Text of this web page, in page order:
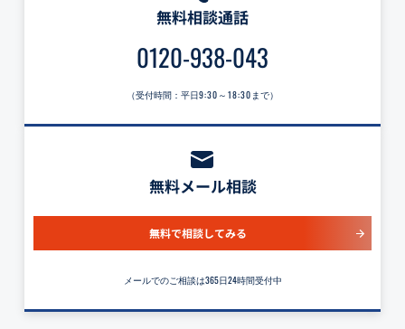
無料相談通話
0120-938-043
（受付時間：平日9:30～18:30 まで）
無料メール相談
無料で相談してみる
メールでのご相談は365日24時間受付中